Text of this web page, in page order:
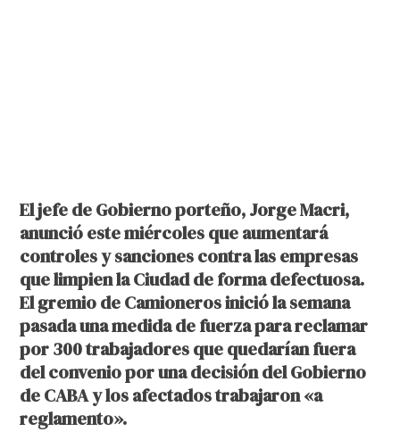
El jefe de Gobierno porteño, Jorge Macri,
anunció este miércoles que aumentará
controles y sanciones contra las empresas
que limpien la Ciudad de forma defectuosa.
El gremio de Camioneros inició la semana
pasada una medida de fuerza para reclamar
por 300 trabajadores que quedarían fuera
del convenio por una decisión del Gobierno
de CABA y los afectados trabajaron «a
reglamento».